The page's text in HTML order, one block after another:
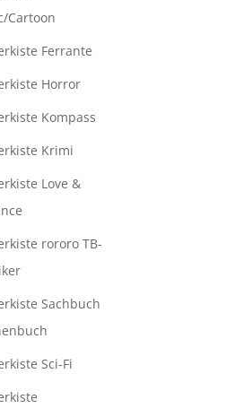
Cartoon
Ferrante
Horror
Kompass
Krimi
Love &
rororo TB-
Sachbuch
Sci-Fi